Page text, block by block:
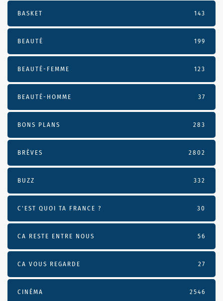
BASKET 143
BEAUTÉ 199
BEAUTÉ-FEMME 123
BEAUTÉ-HOMME 37
BONS PLANS 283
BRÈVES 2802
BUZZ 332
C'EST QUOI TA FRANCE ? 30
CA RESTE ENTRE NOUS 56
CA VOUS REGARDE 27
CINÉMA 2546